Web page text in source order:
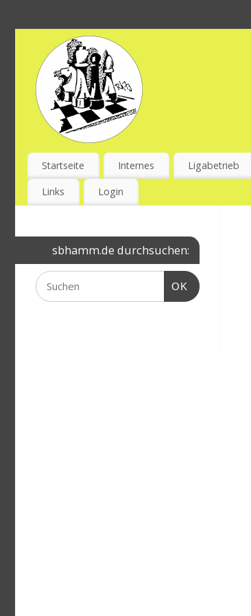
Startseite Internes Ligabetrieb
Links Login
sbhamm.de durchsuchen:
OK